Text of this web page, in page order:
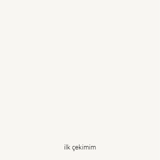
ilk çekimim